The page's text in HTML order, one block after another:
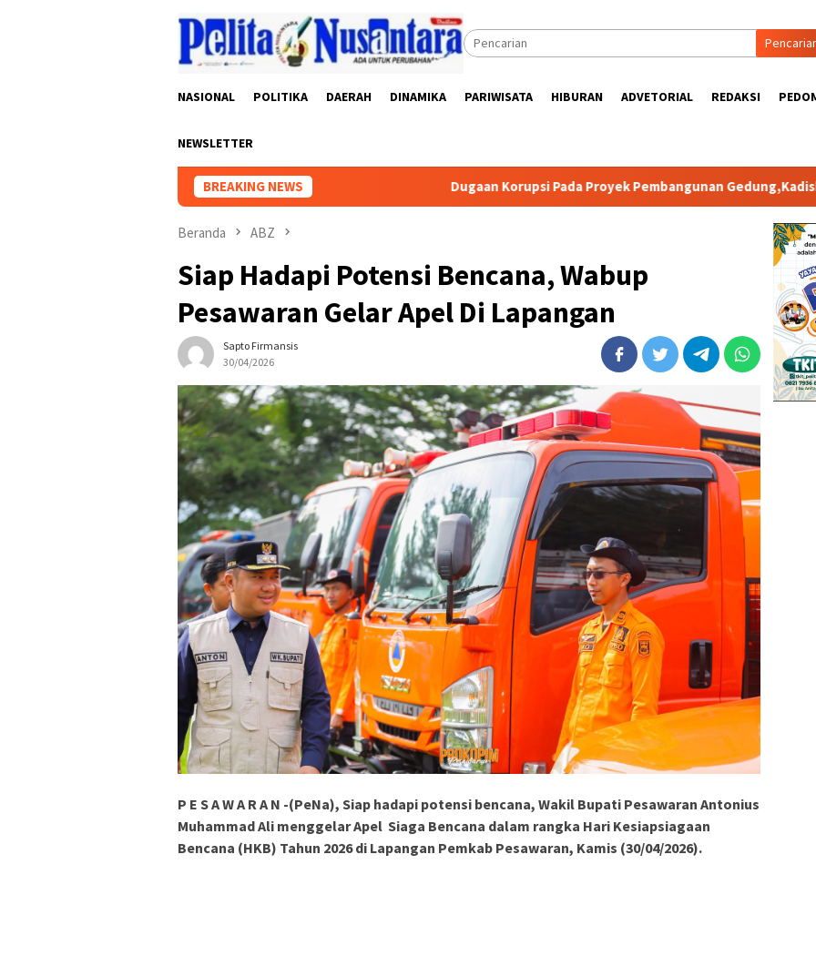
NASIONAL POLITIKA DAERAH DINAMIKA PARIWISATA HIBURAN ADVETORIAL REDAKSI
NEWSLETTER
BREAKING NEWS Dugaan Korupsi Pada Proyek Pembangunan Gedung,Kadiskes Kab
Beranda ABZ
Siap Hadapi Potensi Bencana, Wabup
Pesawaran Gelar Apel Di Lapangan
Sapto Firmansis
30/04/2026
P E S A W A R A N -(PeNa), Siap hadapi potensi bencana, Wakil Bupati Pesawaran Antonius
Muhammad Ali menggelar Apel Siaga Bencana dalam rangka Hari Kesiapsiagaan
Bencana (HKB) Tahun 2026 di Lapangan Pemkab Pesawaran, Kamis (30/04/2026).